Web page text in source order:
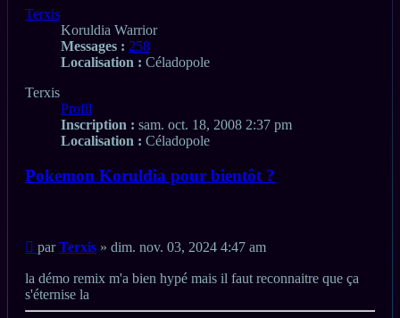
Terxis
Koruldia Warrior
Messages : 258
Localisation : Céladopole
Terxis
Profil
Inscription : sam. oct. 18, 2008 2:37 pm
Localisation : Céladopole
Pokemon Koruldia pour bientôt ?
Message
non
lu
parTerxis » dim. nov. 03, 2024 4:47 am
la démo remix m'a bien hypé mais il faut reconnaitre que ça
s'éternise la
Haut